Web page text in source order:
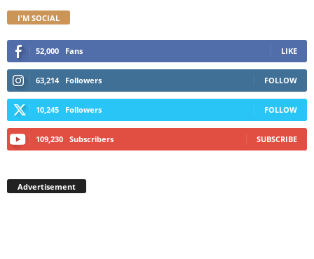
I'M SOCIAL
52,000 Fans LIKE
63,214 Followers FOLLOW
10,245 Followers FOLLOW
109,230 Subscribers SUBSCRIBE
Advertisement